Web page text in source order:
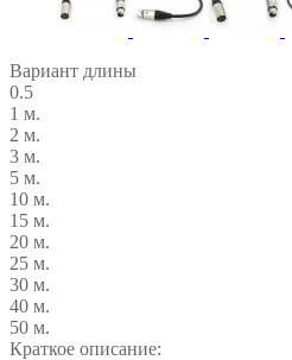
Вариант длины
0.5
1 м.
2 м.
3 м.
5 м.
10 м.
15 м.
20 м.
25 м.
30 м.
40 м.
50 м.
Краткое описание: